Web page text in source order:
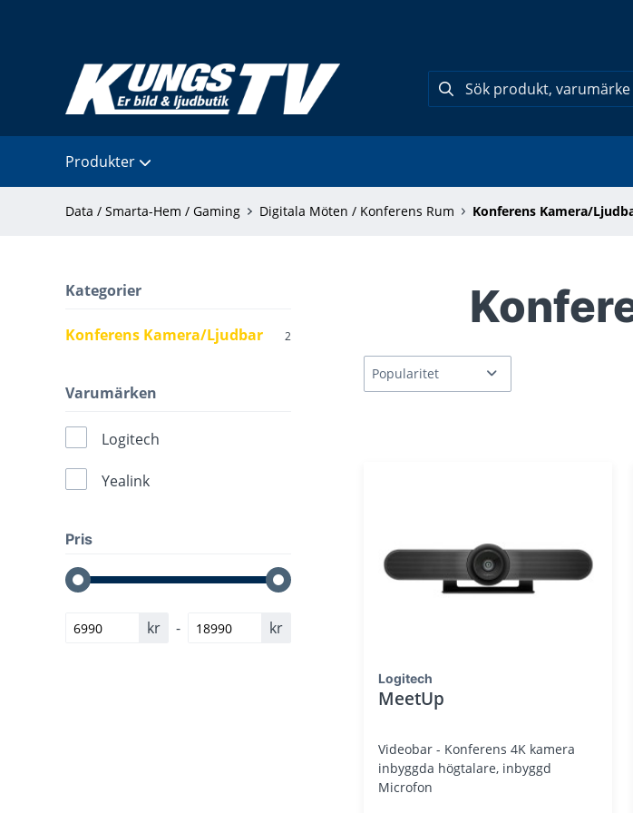
Produkter
Data / Smarta-Hem / Gaming Digitala Möten / Konferens Rum Konferens Kamera/
Kategorier
Konferens Kamera/Ljudbar 2
Varumärken
Logitech
Yealink
Pris
kr - kr
Logitech
MeetUp
Videobar - Konferens 4K kamera
inbyggda högtalare, inbyggd
Microfon